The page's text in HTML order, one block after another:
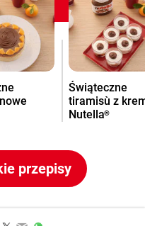
Świąteczne
tiramisù z
Nutella®
przepisy